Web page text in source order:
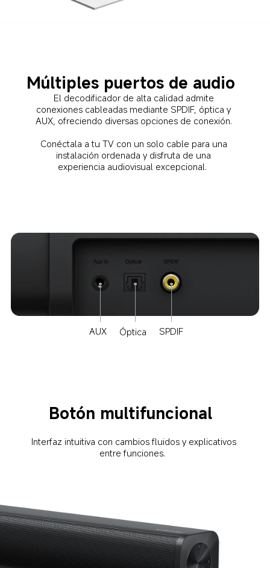
Múltiples puertos de audio
El decodificador de alta calidad admite
conexiones cableadas mediante SPDIF, óptica y
AUX, ofreciendo diversas opciones de conexión.
Conéctala a tu TV con un solo cable para una
instalación ordenada y disfruta de una
experiencia audiovisual excepcional.
AUX Óptica SPDIF
Botón multifuncional
Interfaz intuitiva con cambios fluidos y explicativos
entre funciones.